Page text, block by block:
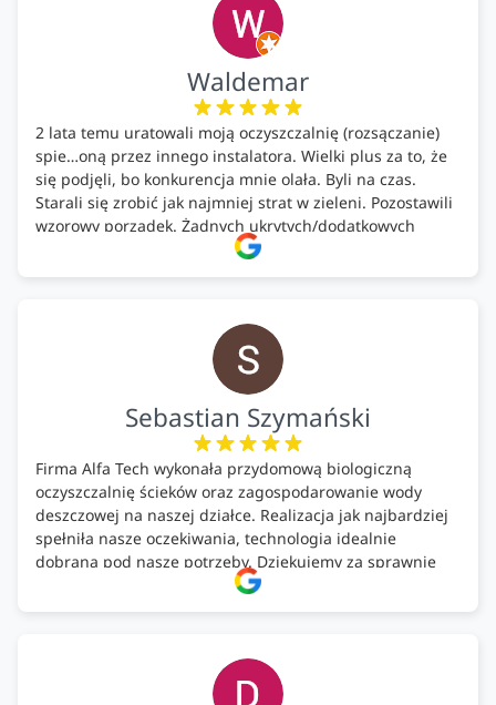
Waldemar
2 lata temu uratowali moją oczyszczalnię (rozsączanie)
spie…oną przez innego instalatora. Wielki plus za to, że
się podjęli, bo konkurencja mnie olała. Byli na czas.
Starali się zrobić jak najmniej strat w zieleni. Pozostawili
wzorowy porządek. Żadnych ukrytych/dodatkowych
kosztów. Zaskoczenie. Kontakt bardzo OK. Obsługa
pomontażowa również OK. A ich środki do oczyszczalni –
Sebastian Szymański
Firma Alfa Tech wykonała przydomową biologiczną
oczyszczalnię ścieków oraz zagospodarowanie wody
deszczowej na naszej działce. Realizacja jak najbardziej
spełniła nasze oczekiwania, technologia idealnie
dobrana pod nasze potrzeby. Dziękujemy za sprawnie
wykonany montaż w świetnej atmosferze! Polecam!